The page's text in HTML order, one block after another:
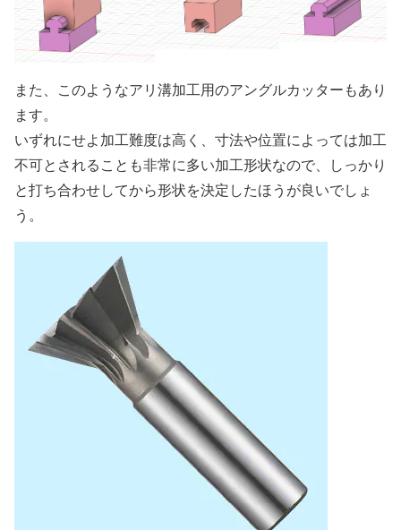
また、このようなアリ溝加工用のアングルカッターもあり
ます。
いずれにせよ加工難度は高く、寸法や位置によっては加工
不可とされることも非常に多い加工形状なので、しっかり
と打ち合わせしてから形状を決定したほうが良いでしょ
う。